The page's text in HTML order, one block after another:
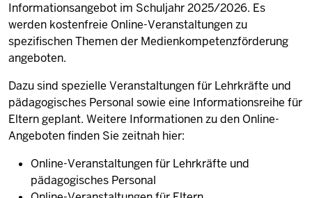
Informationsangebot im Schuljahr 2025/2026. Es
werden kostenfreie Online-Veranstaltungen zu
spezifischen Themen der Medienkompetenzförderung
angeboten.
Dazu sind spezielle Veranstaltungen für Lehrkräfte und
pädagogisches Personal sowie eine Informationsreihe für
Eltern geplant. Weitere Informationen zu den Online-
Angeboten finden Sie zeitnah hier:
Online-Veranstaltungen für Lehrkräfte und
pädagogisches Personal